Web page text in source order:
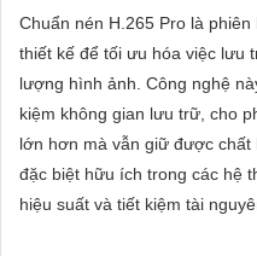
VẤN
DỊCH
VỤ
Lắp Camera Hikvision - Giải
Chuẩn nén H.265 Pro là
thiết kế để tối ưu hóa việc lưu
lượng hình ảnh. Công nghệ
kiệm không gian lưu trữ, cho
lớn hơn mà vẫn giữ được
đặc biệt hữu ích trong các hệ
hiệu suất và tiết kiệm tài